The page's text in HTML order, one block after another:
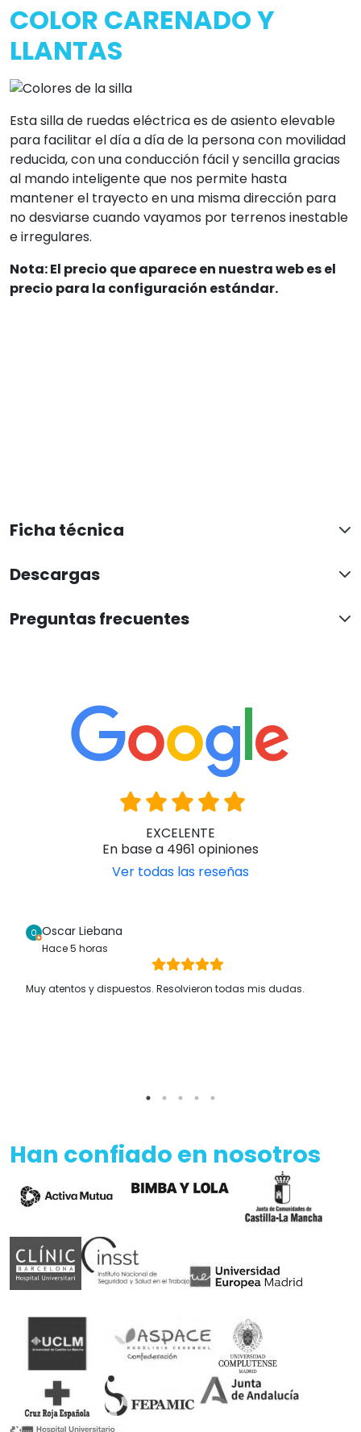
COLOR CARENADO Y
LLANTAS
Esta silla de ruedas eléctrica es de asiento elevable
para facilitar el día a día de la persona con movilidad
reducida, con una conducción fácil y sencilla gracias
al mando inteligente que nos permite hasta
mantener el trayecto en una misma dirección para
no desviarse cuando vayamos por terrenos inestable
e irregulares.
Nota: El precio que aparece en nuestra web es el
precio para la configuración estándar.
Ficha técnica
Descargas
Preguntas frecuentes
EXCELENTE
En base a 4961 opiniones
Ver todas las reseñas
Oscar Liebana
Hace 5 horas
Muy atentos y dispuestos. Resolvieron todas mis dudas.
Han confiado en nosotros